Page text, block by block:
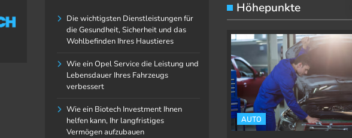
Die wichtigsten Dienstleistungen für
die Gesundheit, Sicherheit und das
Wohlbefinden Ihres Haustieres
Wie ein Opel Service die Leistung und
Lebensdauer Ihres Fahrzeugs
verbessert
Wie ein Biotech Investment Ihnen
helfen kann, Ihr langfristiges
Vermögen aufzubauen
Höhepunkte
HAUSTIER AUTO